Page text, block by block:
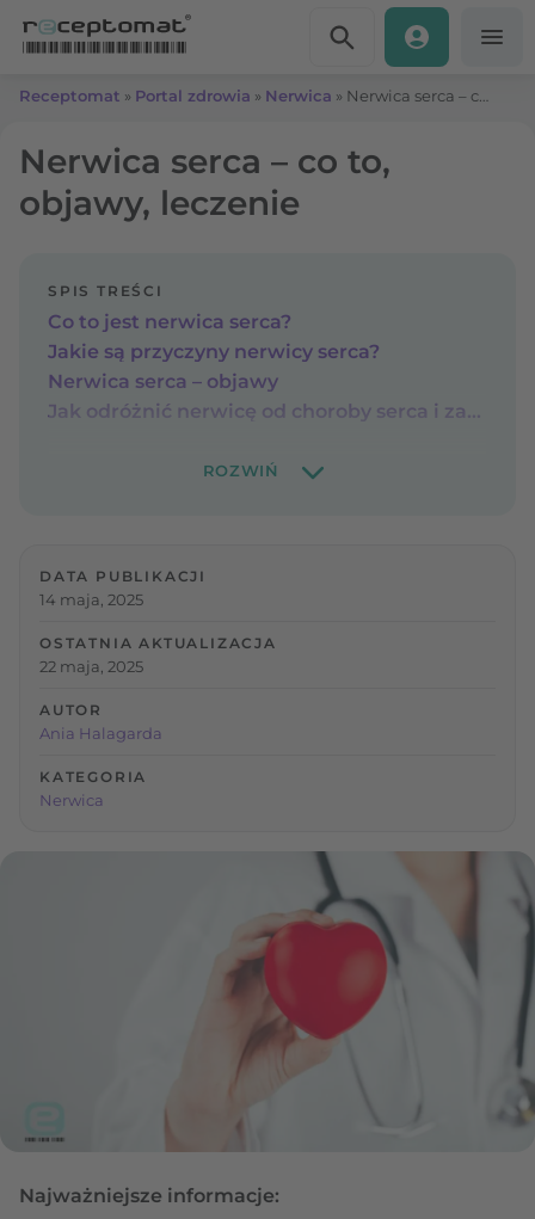
Receptomat » Portal zdrowia » Nerwica »
Nerwica serca – co to,
objawy, leczenie
SPIS TREŚCI
Co to jest nerwica serca?
Jakie są przyczyny nerwicy serca?
Nerwica serca – objawy
Jak odróżnić nerwicę od choroby serca i zawału?
DATA PUBLIKACJI
14 maja, 2025
OSTATNIA AKTUALIZACJA
22 maja, 2025
AUTOR
Ania Halagarda
KATEGORIA
Nerwica
Najważniejsze informacje: